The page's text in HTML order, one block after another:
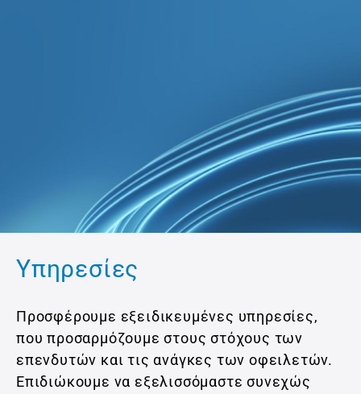
Υπηρεσίες
Προσφέρουμε εξειδικευμένες υπηρεσίες,
που προσαρμόζουμε στους στόχους των
επενδυτών και τις ανάγκες των οφειλετών.
Επιδιώκουμε να εξελισσόμαστε συνεχώς